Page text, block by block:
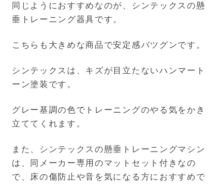
同じようにおすすめなのが、シンテックスの懸
垂トレーニング器具です。
こちらも大きめな商品で安定感バツグンです。
シンテックスは、キズが目立たないハンマート
ーン塗装です。
グレー基調の色でトレーニングのやる気をかき
立ててくれます。
また、シンテックスの懸垂トレーニングマシン
は、同メーカー専用のマットセット付きなの
で、床の傷防止や音を気になる方におすすめで